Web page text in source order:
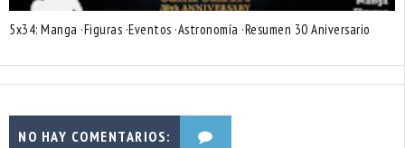
5x34: Manga ·Figuras ·Eventos ·Astronomía ·Resumen 30 Aniversario
NO HAY COMENTARIOS: